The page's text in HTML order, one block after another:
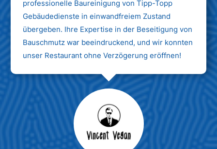
professionelle Baureinigung von Tipp-Topp
Gebäudedienste in einwandfreiem Zustand
übergeben. Ihre Expertise in der Beseitigung von
Bauschmutz war beeindruckend, und wir konnten
unser Restaurant ohne Verzögerung eröffnen!